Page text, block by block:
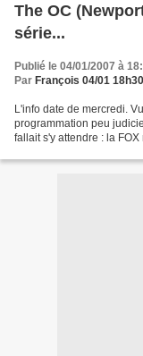
The OC
série...
Publié le 04/01/2007 à
Par François 04/01 18h30
L'info date de mercredi.
programmation peu
fallait s'y attendre : la